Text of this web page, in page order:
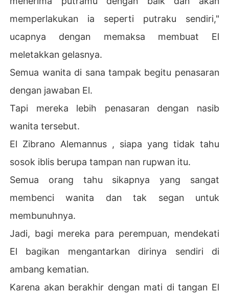
memperlakukan ia seperti putraku sendiri,"
ucapnya dengan memaksa membuat El
meletakkan gelasnya.
Semua wanita di sana tampak begitu penasaran
dengan jawaban El.
Tapi mereka lebih penasaran dengan nasib
wanita tersebut.
El Zibrano Alemannus , siapa yang tidak tahu
sosok iblis berupa tampan nan rupwan itu.
Semua orang tahu sikapnya yang sangat
membenci wanita dan tak segan untuk
membunuhnya.
Jadi, bagi mereka para perempuan, mendekati
El bagikan mengantarkan dirinya sendiri di
ambang kematian.
Karena akan berakhir dengan mati di tangan El